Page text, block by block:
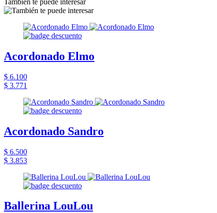
Acordonado Elmo
$ 6.100
$ 3.771
Acordonado Sandro
$ 6.500
$ 3.853
Ballerina LouLou